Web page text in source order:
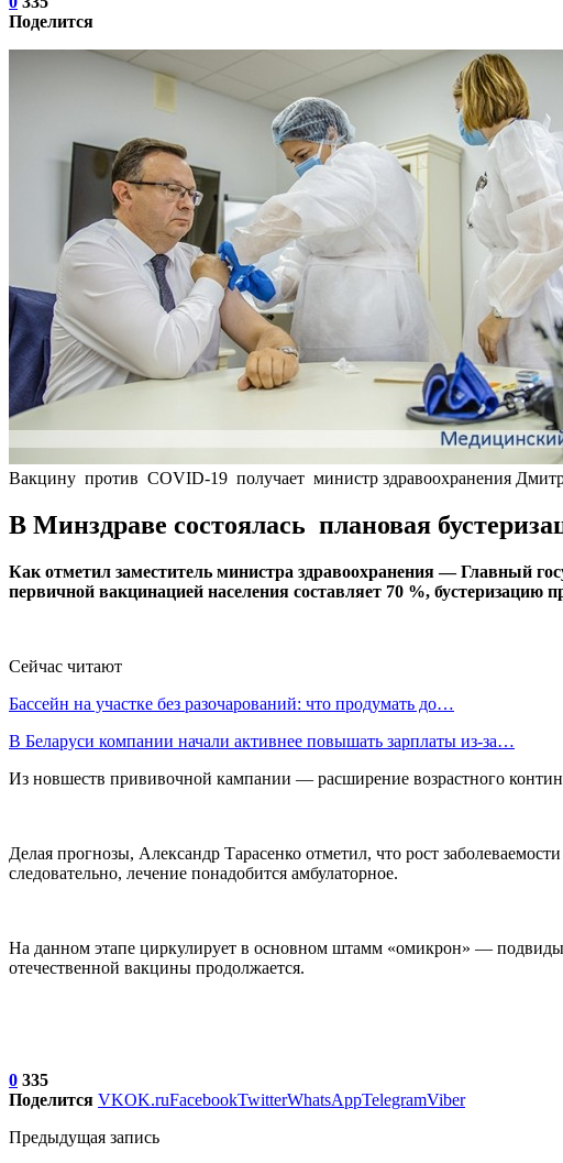
Поделится
Вакцину против COVID-19 получает министр здравоохранения
В Минздраве состоялась плановая
Как отметил заместитель министра здравоохранения — Главный
первичной вакцинацией населения составляет 70 %,
Сейчас читают
Бассейн на участке без разочарований: что продумать до…
В Беларуси компании начали активнее повышать зарплаты из-за…
Из новшеств прививочной кампании — расширение возрастного
Делая прогнозы, Александр Тарасенко отметил, что рост
следовательно, лечение понадобится амбулаторное.
На данном этапе циркулирует в основном штамм «омикрон» —
отечественной вакцины продолжается.
0 335
Поделится VKOK.ruFacebookTwitterWhatsAppTelegramViber
Предыдущая запись